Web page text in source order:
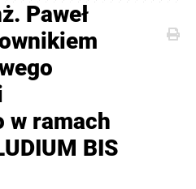
Paweł
w ramach
BIS